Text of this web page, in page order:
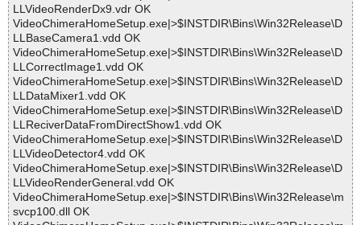
LLVideoRenderDx9.vdr OK
VideoChimeraHomeSetup.exe|>$INSTDIR\Bins\Win32Release\D
LLBaseCamera1.vdd OK
VideoChimeraHomeSetup.exe|>$INSTDIR\Bins\Win32Release\D
LLCorrectImage1.vdd OK
VideoChimeraHomeSetup.exe|>$INSTDIR\Bins\Win32Release\D
LLDataMixer1.vdd OK
VideoChimeraHomeSetup.exe|>$INSTDIR\Bins\Win32Release\D
LLReciverDataFromDirectShow1.vdd OK
VideoChimeraHomeSetup.exe|>$INSTDIR\Bins\Win32Release\D
LLVideoDetector4.vdd OK
VideoChimeraHomeSetup.exe|>$INSTDIR\Bins\Win32Release\D
LLVideoRenderGeneral.vdd OK
VideoChimeraHomeSetup.exe|>$INSTDIR\Bins\Win32Release\m
svcp100.dll OK